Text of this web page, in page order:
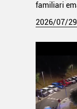
familiari
2026/07/29